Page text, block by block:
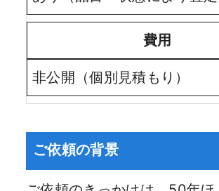
費用
非公開（個別見積もり）
ご依頼の背景